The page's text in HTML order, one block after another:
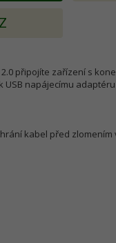
2.0 připojíte zařízení s
napájecímu
kabel před